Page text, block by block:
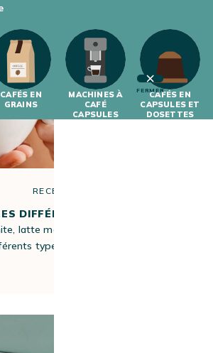
S'INITIER
FERMER
CAFÉS EN
GRAINS
MACHINES À
CAFÉ
CAPSULES
CAFÉS EN
CAPSULES ET
DOSETTES
RECETTE
DIFFÉRENTS TYPES DE CAFÉ ?
latte machiato… Vous avez du mal à
types de café ? Nous allons tout…